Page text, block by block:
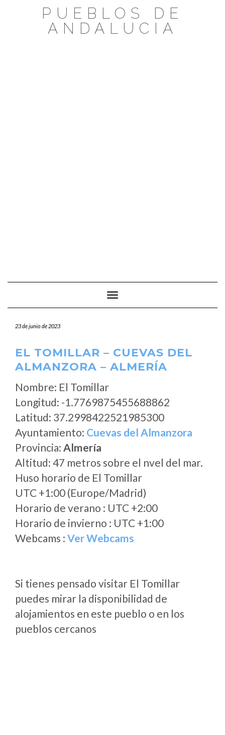
PUEBLOS DE
ANDALUCIA
Cambiar modo de navegación
23 de junio de 2023
EL TOMILLAR – CUEVAS DEL
ALMANZORA – ALMERÍA
Nombre: El Tomillar
Longitud: -1.7769875455688862
Latitud: 37.2998422521985300
Ayuntamiento: Cuevas del Almanzora
Provincia: Almería
Altitud: 47 metros sobre el nvel del mar.
Huso horario de El Tomillar
UTC +1:00 (Europe/Madrid)
Horario de verano : UTC +2:00
Horario de invierno : UTC +1:00
Webcams : Ver Webcams
Si tienes pensado visitar El Tomillar
puedes mirar la disponibilidad de
alojamientos en este pueblo o en los
pueblos cercanos